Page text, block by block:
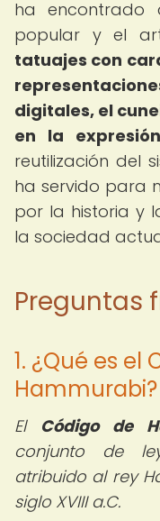
ha encontrado
popular y el
tatuajes con
digitales, el
en la
reutilización del
ha servido para
por la historia y
la sociedad
Preguntas
1. ¿Qué es el
Hammurabi?
El Código de
conjunto de
atribuido al rey
siglo XVIII a.C.